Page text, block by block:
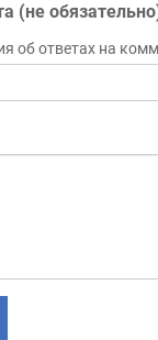
(не
об ответах на